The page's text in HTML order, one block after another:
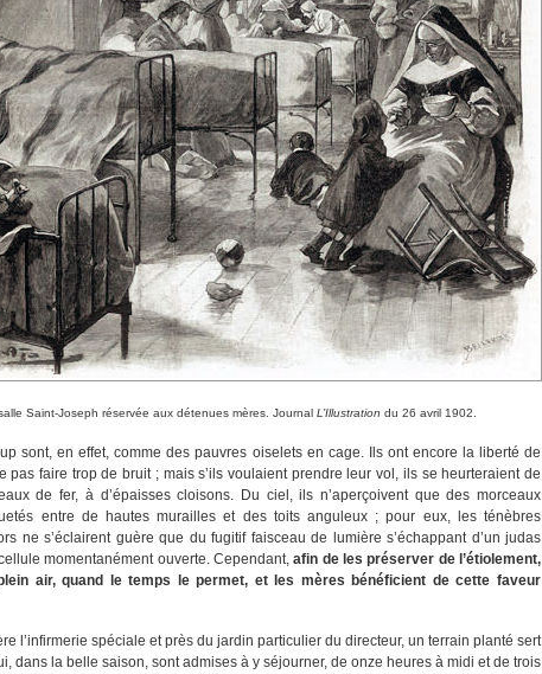
Saint-Joseph réservée aux détenues mères. Journal L’Illustration du 26 avril 1902.
sont, en effet, comme des pauvres oiselets en cage. Ils ont encore la liberté de
pas faire trop de bruit ; mais s’ils voulaient prendre leur vol, ils se heurteraient de
de fer, à d’épaisses cloisons. Du ciel, ils n’aperçoivent que des morceaux
entre de hautes murailles et des toits anguleux ; pour eux, les ténèbres
ne s’éclairent guère que du fugitif faisceau de lumière s’échappant d’un judas
momentanément ouverte. Cependant,afin de les préserver de l’étiolement,
air, quand le temps le permet, et les mères bénéficient de cette faveur
l’infirmerie spéciale et près du jardin particulier du directeur, un terrain planté sert
dans la belle saison, sont admises à y séjourner, de onze heures à midi et de trois